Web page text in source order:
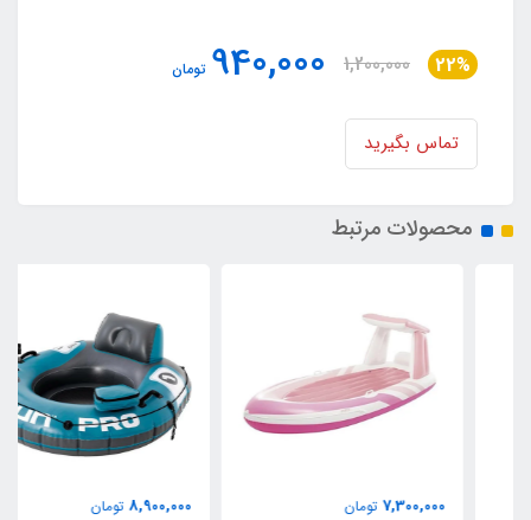
22%
1,200,000
940,000 تومان
تماس بگیرید
محصولات مرتبط
7,300,000 تومان
8,900,000 تومان